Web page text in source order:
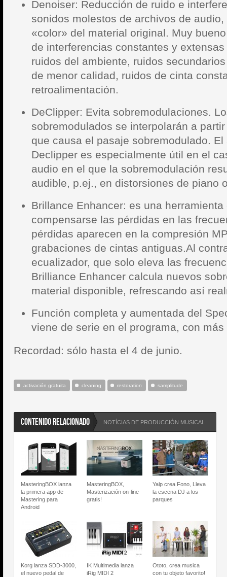
Denoiser: Reducción de ruido e
sonidos molestos de archivos de
«color» del material original. Muy
de interferencias constantes y
ruidos del ambiente, ruidos
de menor calidad, ruidos de cinta
retroalimentación.
DeClipper: Evita sobremodulaciones.
sobremodulados se interpolarán a
que causa el pasaje sobremodulado. El
Declipper es especialmente útil en el
audio en el que la sobremodulación
audible, p.ej., en distorsiones de piano
Brillance Enhancer: es una
compensarse las pérdidas en las
pérdidas aparecen en la compresión
grabaciones de cintas antiguas.Al
ecualizador, que solo eleva las
Brilliance Enhancer calcula nuevos
material disponible, refrescando así
Función completa y aumentada del
viene de serie en el programa, con
Recordad: sólo hasta el 4 de junio.
activación gratuita cleaning restoration samplitude
CONTENIDO RELACIONADO NOTÍCIAS DE PRODUCCIÓN MUSICAL
MasteringBOX lanza
la primera app de
Mastering para
Android
MasteringBOX,
Masterización on-line
gratis!
Yalp crea Fono, Lleva
la escena DJ a los
parques
Korg lanza SDD-3000,
el nuevo pedal de
IK Multimedia lanza
iRig MIDI 2
Ototo, crea musica
con tu objeto favorito!